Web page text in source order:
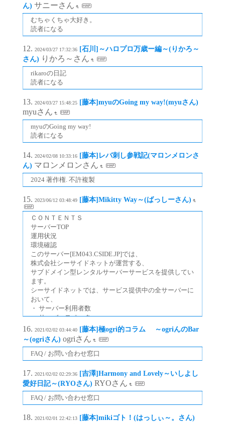
ん) サニーさん
むちゃくちゃ大好き。
読者になる
2024/03/27 17:32:36 [石川]～ハロプロ万歳ー編～(りかろ～
さん) りかろ～さん
rikaroの日記
読者になる
2024/03/27 15:48:25 [藤本]myuのGoing my way!(myuさん)
myuさん
myuのGoing my way!
読者になる
2024/02/08 10:33:16 [藤本]レバ刺し参戦記(マロンメロンさ
ん) マロンメロンさん
2024 著作権. 不許複製
2023/06/12 03:48:49 [藤本]Mikitty Way～(ばっしーさん)
ＣＯＮＴＥＮＴＳ
サーバーTOP
運用状況
環境確認
このサーバー[EM043.CSIDE.JP]では、
株式会社シーサイドネットが運営する、
サブドメイン型レンタルサーバーサービスを提供してい
ます。
シーサイドネットでは、サービス提供中の全サーバーに
おいて、
・ サーバー利用者数
・ サーバースペック
・ サーバー負荷状況
・ サーバー転送量状況
を完全に公開しております。
また、
・ サーバー
2021/02/02 03:44:40 [藤本]極ogri的コラム ～ogriんのBar
～(ogriさん) ogriさん
FAQ / お問い合わせ窓口
2021/02/02 02:29:36 [吉澤]Harmony and Lovely～いしよし
愛好日記～(RYOさん) RYOさん
FAQ / お問い合わせ窓口
2021/02/01 22:42:13 [藤本]mikiゴト！(はっしぃ～。さん)